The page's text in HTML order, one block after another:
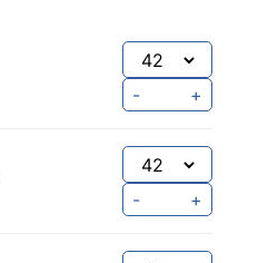
- +
- +